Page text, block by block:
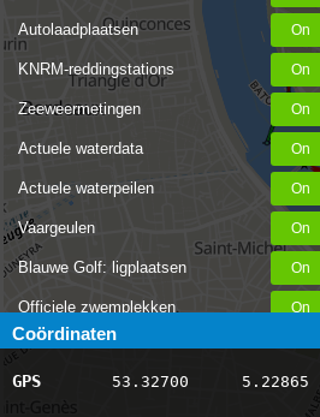
Autolaadplaatsen
KNRM-reddingstations
Zeeweermetingen
Actuele waterdata
Actuele waterpeilen
Vaargeulen
Blauwe Golf: ligplaatsen
Officiele zwemplekken
Stremmingen/hinder
AIS scheepsposities
Coördinaten
GPS 53.32700 5.22865